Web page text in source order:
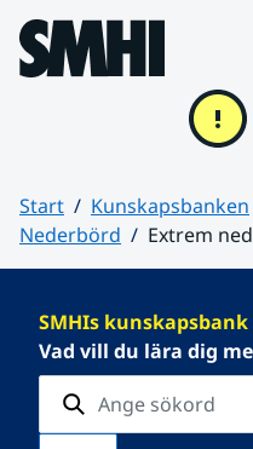
Hoppa till sidans innehåll
Start Kunskapsbanken
Nederbörd
Extrem
SMHIs kunskapsbank
Vad vill du lära dig